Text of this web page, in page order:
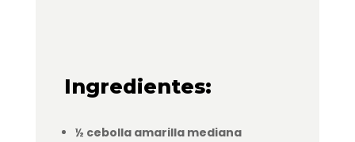
Ingredientes:
½ cebolla amarilla mediana